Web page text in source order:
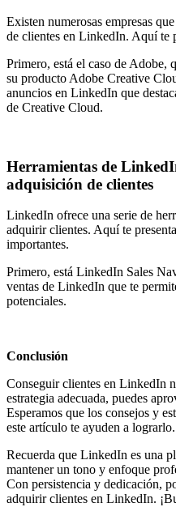
Existen numerosas empresas
de clientes en LinkedIn. Aquí te
Primero, está el caso de
su producto Adobe Creative
anuncios en LinkedIn que
de Creative Cloud.
Herramientas de
adquisición de clientes
LinkedIn ofrece una serie de
adquirir clientes. Aquí te
importantes.
Primero, está LinkedIn Sales
ventas de LinkedIn que te
potenciales.
Conclusión
Conseguir clientes en LinkedIn
estrategia adecuada, puedes
Esperamos que los consejos y
este artículo te ayuden a lograrlo.
Recuerda que LinkedIn es una
mantener un tono y enfoque
Con persistencia y dedicación,
adquirir clientes en LinkedIn.